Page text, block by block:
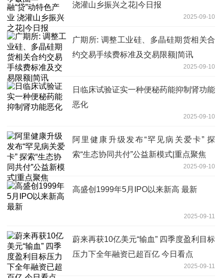
浇灌山乡振兴之花|今日报
2025-09-10
广期所: 调整工业硅、多晶硅期货相关合
约交易手续费标准及交易限额|简讯
2025-09-10
日临床试验证实一种便秘药能抑制肾功能
恶化
2025-09-10
阿里健康升级发布“罕见病关爱卡” 探
索“生态协同共付”公益新模式|重点聚焦
2025-09-10
高盛创1999年5月IPO以来新高 最新
2025-09-11
蔚来再获10亿美元“输血” 四季度盈利目标
压力下全年融资已超百亿 今日看点
2025-09-11